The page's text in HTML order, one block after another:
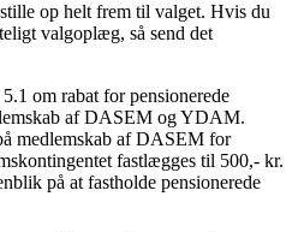
op helt frem til valget. Hvis du
valgoplæg, så send det
om rabat for pensionerede
af DASEM og YDAM.
medlemskab af DASEM for
fastlægges til 500,- kr.
på at fastholde pensionerede